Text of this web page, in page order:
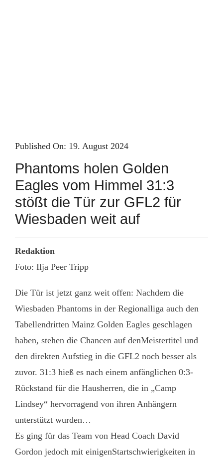
Published On: 19. August 2024
Phantoms holen Golden
Eagles vom Himmel 31:3
stößt die Tür zur GFL2 für
Wiesbaden weit auf
Redaktion
Foto: Ilja Peer Tripp
Die Tür ist jetzt ganz weit offen: Nachdem die
Wiesbaden Phantoms in der Regionalliga auch den
Tabellendritten Mainz Golden Eagles geschlagen
haben, stehen die Chancen auf denMeistertitel und
den direkten Aufstieg in die GFL2 noch besser als
zuvor. 31:3 hieß es nach einem anfänglichen 0:3-
Rückstand für die Hausherren, die in „Camp
Lindsey“ hervorragend von ihren Anhängern
unterstützt wurden…
Es ging für das Team von Head Coach David
Gordon jedoch mit einigenStartschwierigkeiten in